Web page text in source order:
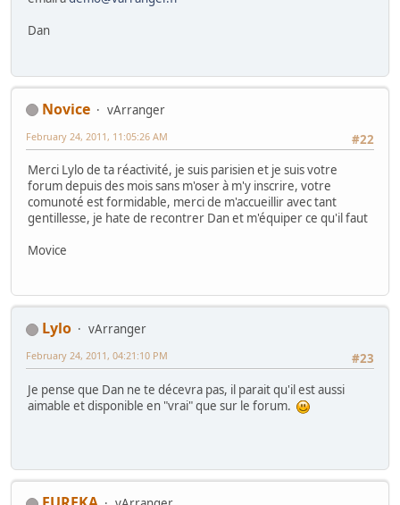
Dan
Novice
vArranger
#22
February 24, 2011, 11:05:26 AM
Merci Lylo de ta réactivité, je suis parisien et je suis votre
forum depuis des mois sans m'oser à m'y inscrire, votre
comunoté est formidable, merci de m'accueillir avec tant
gentillesse, je hate de recontrer Dan et m'équiper ce qu'il faut
Movice
Lylo
vArranger
#23
February 24, 2011, 04:21:10 PM
Je pense que Dan ne te décevra pas, il parait qu'il est aussi
aimable et disponible en "vrai" que sur le forum.